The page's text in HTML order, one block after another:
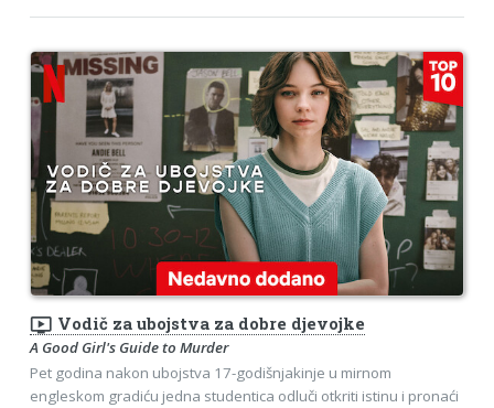
ondemand_video Vodič za ubojstva za dobre djevojke
A Good Girl's Guide to Murder
Pet godina nakon ubojstva 17-godišnjakinje u mirnom
engleskom gradiću jedna studentica odluči otkriti istinu i pronaći